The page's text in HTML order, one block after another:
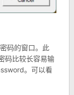
码的窗口。此
码比较长容易输
。可以看